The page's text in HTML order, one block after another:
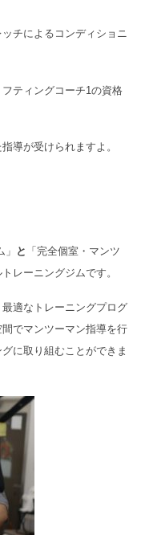
チによるコンディショニ
ティングコーチ1の資格
導が受けられますよ。
と 「完全個室・マンツ
レーニングジムです。
適なトレーニングプログ
でマンツーマン指導を行
に取り組むことができま